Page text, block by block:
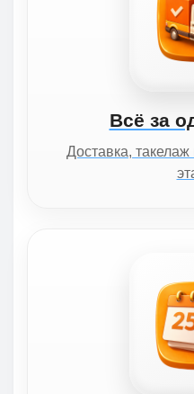
Всё за
Доставка,